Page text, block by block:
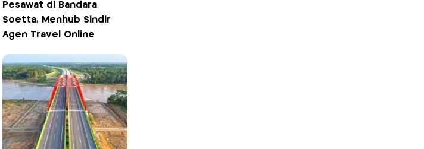
Pesawat di Bandara
Soetta, Menhub Sindir
Agen Travel Online